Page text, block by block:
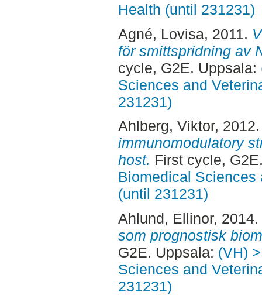
Health (until 231231)
Agné, Lovisa, 2011.
för smittspridning av
cycle, G2E. Uppsala:
Sciences and
231231)
Ahlberg, Viktor,
immunomodulatory
host. First cycle,
Biomedical Sciences
(until 231231)
Ahlund, Ellinor, 2014.
som prognostisk
G2E. Uppsala: (VH)
Sciences and
231231)